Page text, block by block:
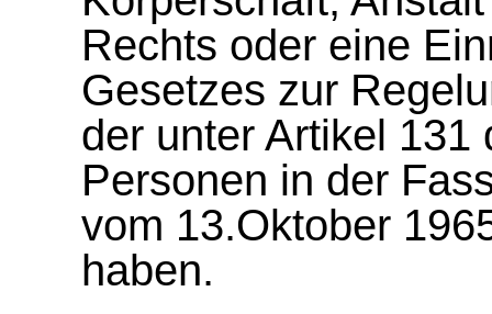
Rechts oder eine
Gesetzes zur
der unter Artikel 131
Personen in der
vom 13.Oktober
haben.